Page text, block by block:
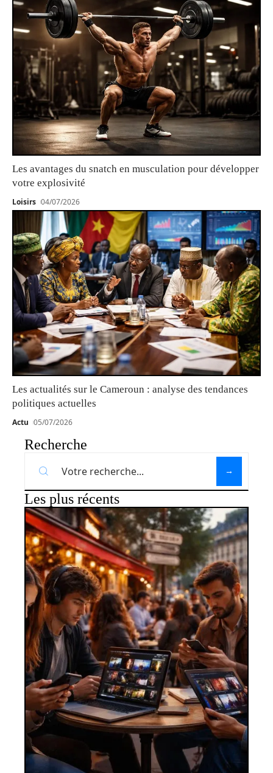
Les avantages du snatch en musculation pour développer
votre explosivité
Loisirs 04/07/2026
Les actualités sur le Cameroun : analyse des tendances
politiques actuelles
Actu 05/07/2026
Recherche
Les plus récents